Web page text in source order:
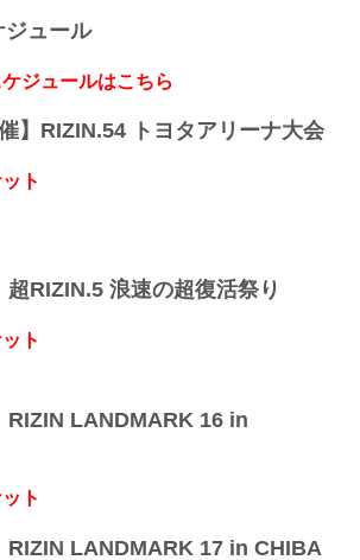
ジュール
ジュールはこちら
】RIZIN.54 トヨタアリーナ大会
ト
超RIZIN.5 浪速の超復活祭り
ト
RIZIN LANDMARK 16 in
ト
RIZIN LANDMARK 17 in CHIBA